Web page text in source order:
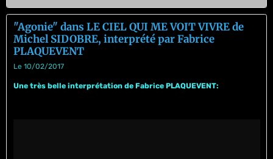
"Agonie" dans LE CIEL QUI ME VOIT VIVRE de
Michel SIDOBRE, interprété par Fabrice
PLAQUEVENT
Le 10/02/2017
Une très belle interprétation de Fabrice PLAQUEVENT: